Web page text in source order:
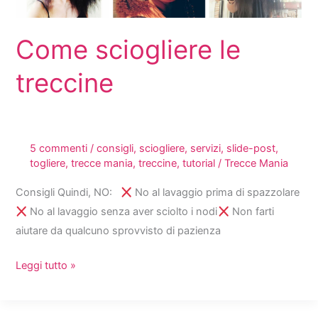
Come sciogliere le
treccine
5 commenti / consigli, sciogliere, servizi, slide-post,
togliere, trecce mania, treccine, tutorial/ Trecce Mania
Consigli Quindi, NO:
No al lavaggio prima di spazzolare
No al lavaggio senza aver sciolto i nodi
Non farti
aiutare da qualcuno sprovvisto di pazienza
Come
Leggi tutto »